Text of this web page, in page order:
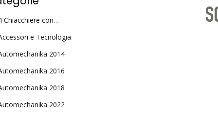
Chiacchiere con…
e Tecnologia
2014
2016
2018
2022